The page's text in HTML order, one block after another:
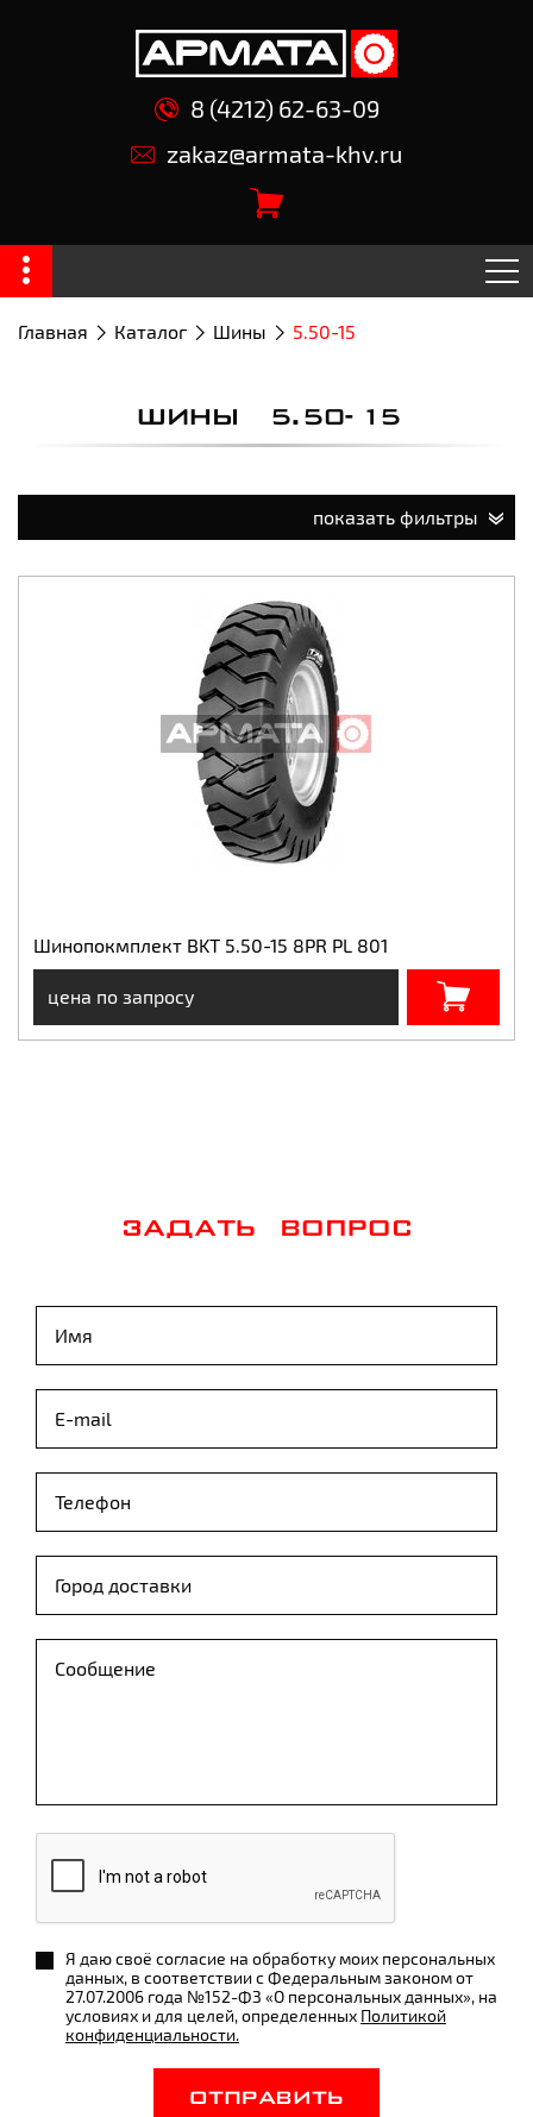
8 (4212) 62-63-09
zakaz@armata-khv.ru
Главная Каталог Шины 5.50-15
ШИНЫ 5.50-15
показать фильтры
Шинопокмплект BKT 5.50-15 8PR PL 801
цена по запросу
ЗАДАТЬ ВОПРОС
Я даю своё согласие на обработку моих персональных
данных, в соответствии с Федеральным законом от
27.07.2006 года №152-ФЗ «О персональных данных», на
условиях и для целей, определенных Политикой
конфиденциальности.
ОТПРАВИТЬ